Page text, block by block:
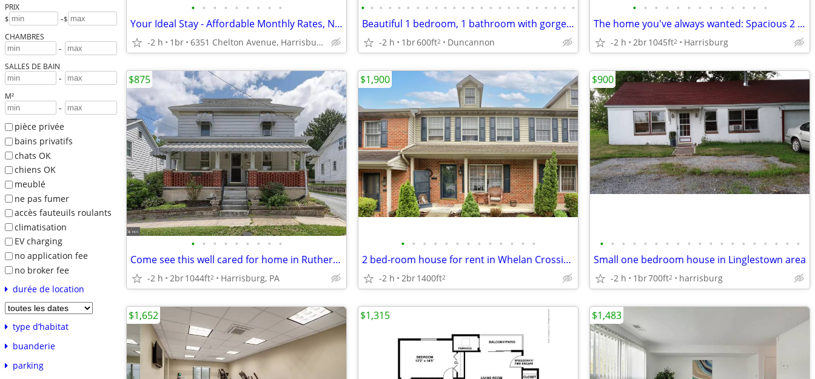
PRIX
$ -$
CHAMBRES
-
SALLES DE BAIN
-
M²
-
pièce privée
bains privatifs
chats OK
chiens OK
meublé
ne pas fumer
accès fauteuils roulants
climatisation
EV charging
no application fee
no broker fee
durée de location
type d’habitat
buanderie
parking
• • • • • • • • •
Your Ideal Stay - Affordable Monthly Rates, No Deposit Needed!
-2 h 1br 6351 Chelton Avenue, Harrisburg, PA
• • • • • • • • • • • • • • • • • • • • • • • •
Beautiful 1 bedroom, 1 bathroom with gorgeous views! 600 Sq Ft!
-2 h 1br600ft2 Duncannon
• • • • • • • • • • • • •
The home you've always wanted: Spacious 2 BR awaits.
-2 h 2br1045ft2 Harrisburg
• • • • • • • • •
Come see this well cared for home in Rutherford for Rent
-2 h 2br1044ft2 Harrisburg, PA
$875
• • • • • • • • • • • • •
2 bed-room house for rent in Whelan Crossing
-2 h 2br1400ft2
$1,900
• • • • • • • • • • • • • • • • • • •
Small one bedroom house in Linglestown area
-2 h 1br700ft2 harrisburg
$900
$1,652 $1,315 $1,483